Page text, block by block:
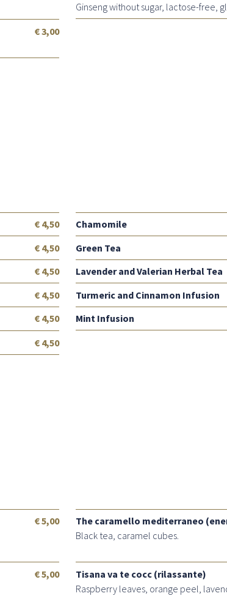
Ginseng without sugar, lactose-free,
€ 3,00
€ 4,50 Chamomile
€ 4,50 Green Tea
€ 4,50 Lavender and Valerian Herbal Tea
€ 4,50 Turmeric and Cinnamon Infusion
€ 4,50 Mint Infusion
€ 4,50
€ 5,00
The caramello mediterraneo
Black tea, caramel cubes.
€ 5,00
Tisana va te cocc (rilassante)
Raspberry leaves, orange peel,